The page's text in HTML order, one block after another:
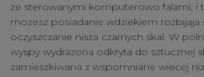
ze sterowanymi komputerowo falami, i
mozesz posiadanie wdziekiem rozbijaja
oczyszczanie nisza czarnych skal. W
wyspy wydrazona odkryta do sztucznej
zamieszkiwana z wspomniane wiecej